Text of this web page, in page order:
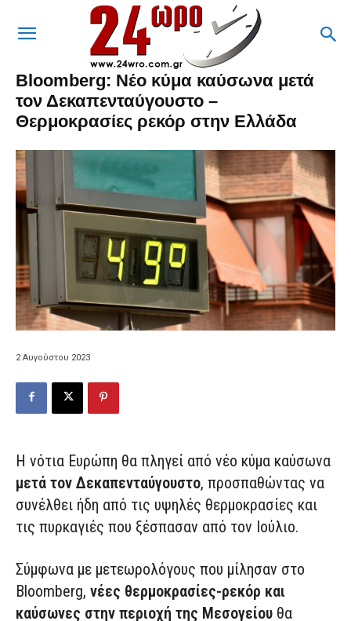
Bloomberg: Νέο κύμα καύσωνα μετά
τον Δεκαπενταύγουστο –
Θερμοκρασίες ρεκόρ στην Ελλάδα
2 Αυγούστου 2023
Η νότια Ευρώπη θα πληγεί από νέο κύμα καύσωνα
μετά τον Δεκαπενταύγουστο, προσπαθώντας να
συνέλθει ήδη από τις υψηλές θερμοκρασίες και
τις πυρκαγιές που ξέσπασαν από τον Ιούλιο.
Σύμφωνα με μετεωρολόγους που μίλησαν στο
Bloomberg, νέες θερμοκρασίες-ρεκόρ και
καύσωνες στην περιοχή της Μεσογείου θα